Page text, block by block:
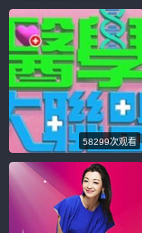
58299次观看